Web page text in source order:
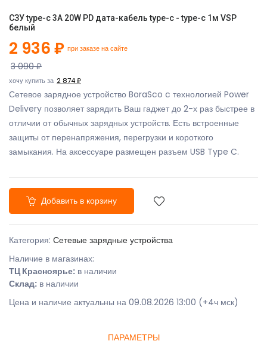
СЗУ type-c 3A 20W PD дата-кабель type-c - type-c 1м VSP
белый
2 936 ₽ при заказе на сайте
3 090 ₽
хочу купить за 2 874 ₽
Сетевое зарядное устройство BoraSco c технологией Power
Delivery позволяет зарядить Ваш гаджет до 2-х раз быстрее в
отличии от обычных зарядных устройств. Есть встроенные
защиты от перенапряжения, перегрузки и короткого
замыкания. На аксессуаре размещен разъем USB Type C.
Добавить в корзину
Категория: Сетевые зарядные устройства
Наличие в магазинах:
ТЦ Красноярье: в наличии
Склад: в наличии
Цена и наличие актуальны на 09.08.2026 13:00 (+4ч мск)
ПАРАМЕТРЫ